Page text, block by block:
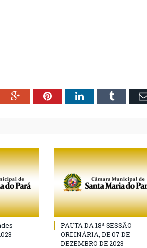
Google+PinterestLinkedInTumblr
PAUTA DA 18ª SESSÃO
ORDINÁRIA, DE 07 DE
DEZEMBRO DE 2023